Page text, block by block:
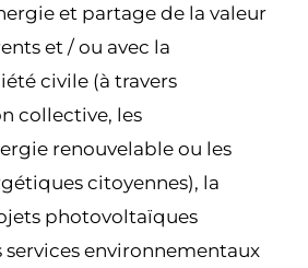
et partage de la valeur
et / ou avec la
civile (à travers
collective, les
renouvelable ou les
citoyennes), la
photovoltaïques
services environnementaux